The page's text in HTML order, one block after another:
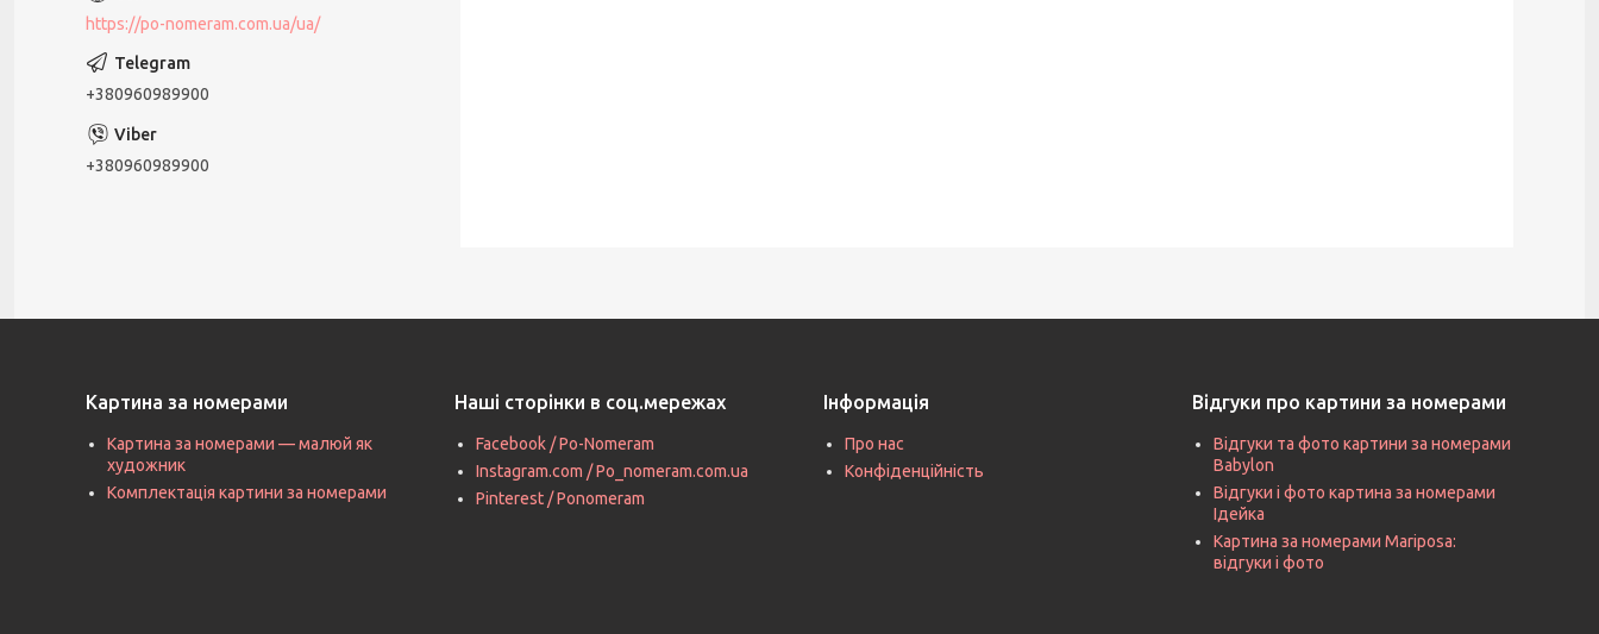
https://po-nomeram.com.ua/ua/
+380960989900
+380960989900
Картина за номерами
Картина за номерами — малюй як
художник
Комплектація картини за номерами
Наші сторінки в соц.мережах
Facebook / Po-Nomeram
Instagram.com / Po_nomeram.com.ua
Pinterest / Ponomeram
Інформація
Про нас
Конфіденційність
Відгуки про картини за номерами
Відгуки та фото картини за номерами
Babylon
Відгуки і фото картина за номерами
Ідейка
Картина за номерами Mariposa:
відгуки і фото